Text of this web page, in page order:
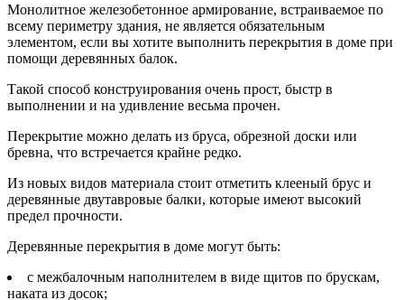
Монолитное железобетонное армирование, встраиваемое по
всему периметру здания, не является обязательным
элементом, если вы хотите выполнить перекрытия в доме при
помощи деревянных балок.
Такой способ конструирования очень прост, быстр в
выполнении и на удивление весьма прочен.
Перекрытие можно делать из бруса, обрезной доски или
бревна, что встречается крайне редко.
Из новых видов материала стоит отметить клееный брус и
деревянные двутавровые балки, которые имеют высокий
предел прочности.
Деревянные перекрытия в доме могут быть:
с межбалочным наполнителем в виде щитов по брускам,
наката из досок;